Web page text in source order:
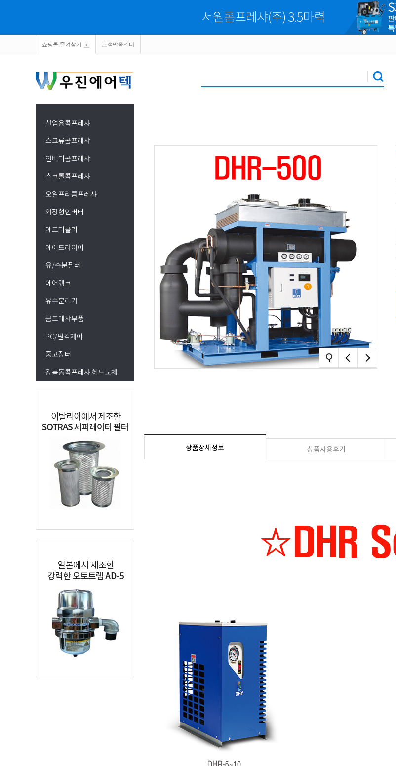
쇼핑몰 즐겨찾기 고객만족센터
산업용콤프레샤
스크류콤프레샤
인버터콤프레샤
스크롤콤프레샤
오일프리콤프레샤
외장형인버터
에프터쿨러
에어드라이어
유/수분필터
에어탱크
유수분리기
콤프레샤부품
PC/원격제어
중고장터
왕복동콤프레샤 헤드교체
상품상세정보 상품사용후기